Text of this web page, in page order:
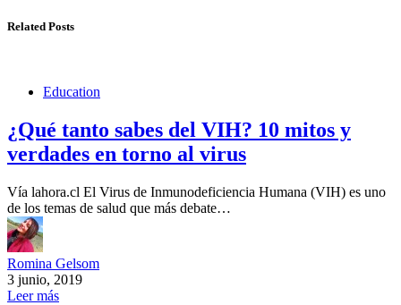
Related Posts
Education
¿Qué tanto sabes del VIH? 10 mitos y
verdades en torno al virus
Vía lahora.cl El Virus de Inmunodeficiencia Humana (VIH) es uno
de los temas de salud que más debate…
Romina Gelsom
3 junio, 2019
Leer más